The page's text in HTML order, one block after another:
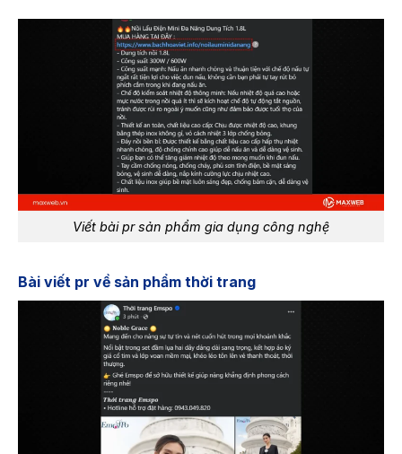
Viết bài pr sản phẩm gia dụng công nghệ
Bài viết pr về sản phẩm thời trang